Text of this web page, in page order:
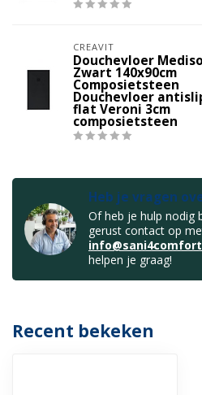
CREAVIT
Douchevloer
Zwart 140x90cm
Composietsteen
Douchevloer
flat Veroni 3cm
composietsteen
Heb je vragen
Of heb je hulp nodig
gerust contact op
helpen je graag!
Recent bekeken